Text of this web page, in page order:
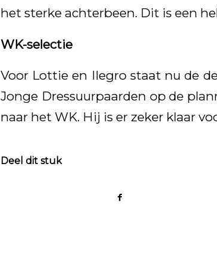
het sterke achterbeen. Dit is een
WK-selectie
Voor Lottie en Ilegro staat nu de
Jonge Dressuurpaarden op de
naar het WK. Hij is er zeker klaar
Deel dit stuk